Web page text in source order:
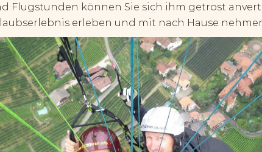
Flugstunden können Sie sich ihm getrost
erleben und mit nach Hause